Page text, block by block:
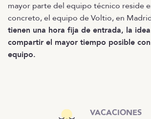
mayor parte del equipo técnico reside
concreto, el equipo de Voltio, en
tienen una hora fija de entrada, la
compartir el mayor tiempo posible
equipo.
VACACIONES